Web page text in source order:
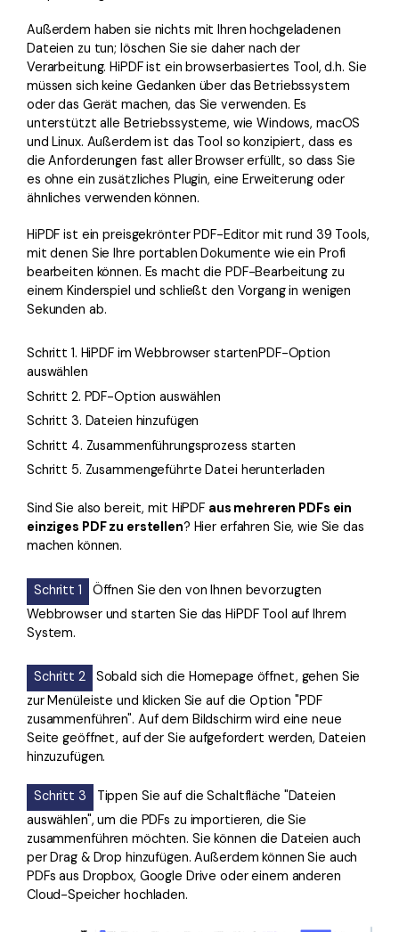
Außerdem haben sie nichts mit Ihren hochgeladenen
Dateien zu tun; löschen Sie sie daher nach der
Verarbeitung. HiPDF ist ein browserbasiertes Tool, d.h. Sie
müssen sich keine Gedanken über das Betriebssystem
oder das Gerät machen, das Sie verwenden. Es
unterstützt alle Betriebssysteme, wie Windows, macOS
und Linux. Außerdem ist das Tool so konzipiert, dass es
die Anforderungen fast aller Browser erfüllt, so dass Sie
es ohne ein zusätzliches Plugin, eine Erweiterung oder
ähnliches verwenden können.
HiPDF ist ein preisgekrönter PDF-Editor mit rund 39 Tools,
mit denen Sie Ihre portablen Dokumente wie ein Profi
bearbeiten können. Es macht die PDF-Bearbeitung zu
einem Kinderspiel und schließt den Vorgang in wenigen
Sekunden ab.
Schritt 1. HiPDF im Webbrowser startenPDF-Option
auswählen
Schritt 2. PDF-Option auswählen
Schritt 3. Dateien hinzufügen
Schritt 4. Zusammenführungsprozess starten
Schritt 5. Zusammengeführte Datei herunterladen
Sind Sie also bereit, mit HiPDF aus mehreren PDFs ein
einziges PDF zu erstellen? Hier erfahren Sie, wie Sie das
machen können.
Schritt 1
Öffnen Sie den von Ihnen bevorzugten
Webbrowser und starten Sie das HiPDF Tool auf Ihrem
System.
Schritt 2
Sobald sich die Homepage öffnet, gehen Sie
zur Menüleiste und klicken Sie auf die Option "PDF
zusammenführen". Auf dem Bildschirm wird eine neue
Seite geöffnet, auf der Sie aufgefordert werden, Dateien
hinzuzufügen.
Schritt 3
Tippen Sie auf die Schaltfläche "Dateien
auswählen", um die PDFs zu importieren, die Sie
zusammenführen möchten. Sie können die Dateien auch
per Drag & Drop hinzufügen. Außerdem können Sie auch
PDFs aus Dropbox, Google Drive oder einem anderen
Cloud-Speicher hochladen.